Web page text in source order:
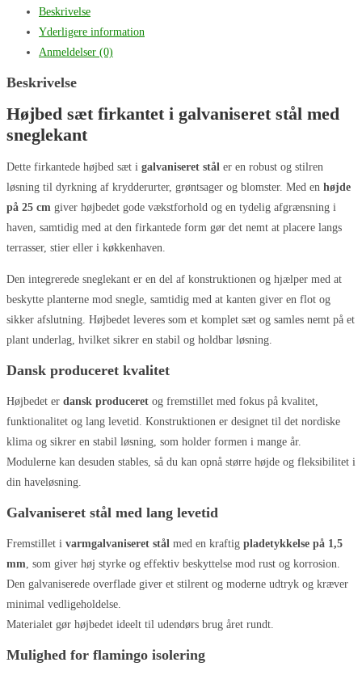
Beskrivelse
Yderligere information
Anmeldelser (0)
Beskrivelse
Højbed sæt firkantet i galvaniseret stål med
sneglekant
Dette firkantede højbed sæt i galvaniseret stål er en robust og stilren
løsning til dyrkning af krydderurter, grøntsager og blomster. Med en højde
på 25 cm giver højbedet gode vækstforhold og en tydelig afgrænsning i
haven, samtidig med at den firkantede form gør det nemt at placere langs
terrasser, stier eller i køkkenhaven.
Den integrerede sneglekant er en del af konstruktionen og hjælper med at
beskytte planterne mod snegle, samtidig med at kanten giver en flot og
sikker afslutning. Højbedet leveres som et komplet sæt og samles nemt på et
plant underlag, hvilket sikrer en stabil og holdbar løsning.
Dansk produceret kvalitet
Højbedet er dansk produceret og fremstillet med fokus på kvalitet,
funktionalitet og lang levetid. Konstruktionen er designet til det nordiske
klima og sikrer en stabil løsning, som holder formen i mange år.
Modulerne kan desuden stables, så du kan opnå større højde og fleksibilitet i
din haveløsning.
Galvaniseret stål med lang levetid
Fremstillet i varmgalvaniseret stål med en kraftig pladetykkelse på 1,5
mm, som giver høj styrke og effektiv beskyttelse mod rust og korrosion.
Den galvaniserede overflade giver et stilrent og moderne udtryk og kræver
minimal vedligeholdelse.
Materialet gør højbedet ideelt til udendørs brug året rundt.
Mulighed for flamingo isolering